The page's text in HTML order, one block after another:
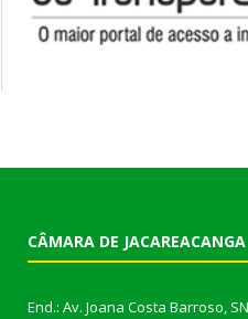
CÂMARA DE JACAREACANGA
End.: Av. Joana Costa Barroso,